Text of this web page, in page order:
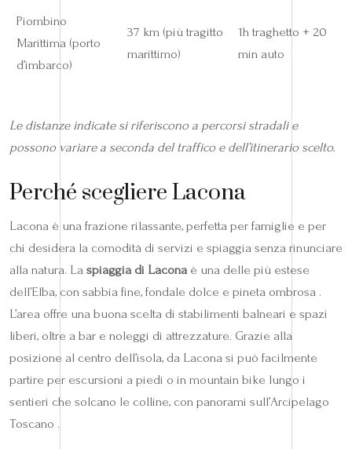
Piombino
Marittima (porto
d’imbarco)
37 km (più tragitto
marittimo)
1h traghetto + 20
min auto
Le distanze indicate si riferiscono a percorsi stradali e
possono variare a seconda del traffico e dell’itinerario scelto.
Perché scegliere Lacona
Lacona è una frazione rilassante, perfetta per famiglie e per
chi desidera la comodità di servizi e spiaggia senza rinunciare
alla natura. La spiaggia di Laconaè una delle più estese
dell’Elba, con sabbia fine, fondale dolce e pineta ombrosa .
L’area offre una buona scelta di stabilimenti balneari e spazi
liberi, oltre a bar e noleggi di attrezzature. Grazie alla
posizione al centro dell’isola, da Lacona si può facilmente
partire per escursioni a piedi o in mountain bike lungo i
sentieri che solcano le colline, con panorami sull’Arcipelago
Toscano .